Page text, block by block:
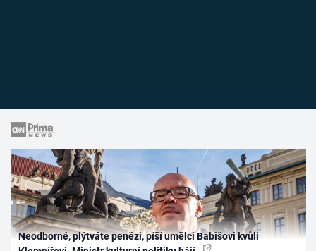
Neodborné, plýtváte penězi, píší umělci Babišovi kvůli